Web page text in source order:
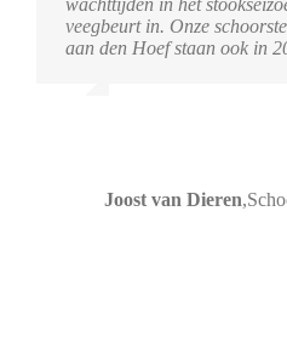
wachttijden in het
veegbeurt in. Onze
aan den Hoef staan ook in
Joost van Dieren,